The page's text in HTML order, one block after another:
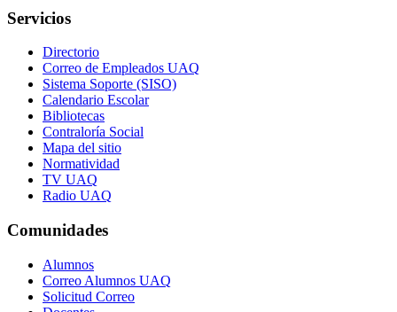
Servicios
Directorio
Correo de Empleados UAQ
Sistema Soporte (SISO)
Calendario Escolar
Bibliotecas
Contraloría Social
Mapa del sitio
Normatividad
TV UAQ
Radio UAQ
Comunidades
Alumnos
Correo Alumnos UAQ
Solicitud Correo